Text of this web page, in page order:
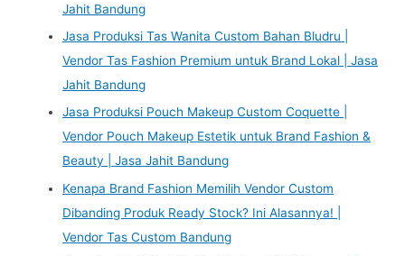
Jahit Bandung
Jasa Produksi Tas Wanita Custom Bahan Bludru |
Vendor Tas Fashion Premium untuk Brand Lokal | Jasa
Jahit Bandung
Jasa Produksi Pouch Makeup Custom Coquette |
Vendor Pouch Makeup Estetik untuk Brand Fashion &
Beauty | Jasa Jahit Bandung
Kenapa Brand Fashion Memilih Vendor Custom
Dibanding Produk Ready Stock? Ini Alasannya! |
Vendor Tas Custom Bandung